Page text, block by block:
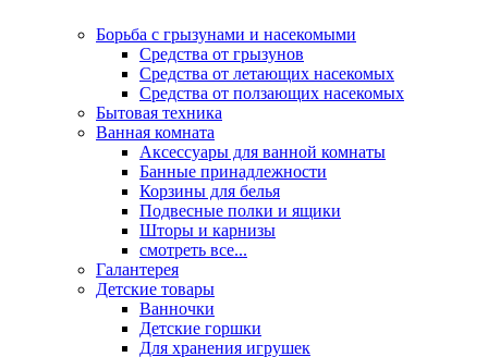
Борьба с грызунами и насекомыми
Средства от грызунов
Средства от летающих насекомых
Средства от ползающих насекомых
Бытовая техника
Ванная комната
Аксессуары для ванной комнаты
Банные принадлежности
Корзины для белья
Подвесные полки и ящики
Шторы и карнизы
смотреть все...
Галантерея
Детские товары
Ванночки
Детские горшки
Для хранения игрушек